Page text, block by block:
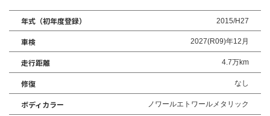
年式（初年度登録） 2015/H27
車検 2027(R09)年12月
走行距離 4.7万km
修復 なし
ボディカラー ノワールエトワールメタリック